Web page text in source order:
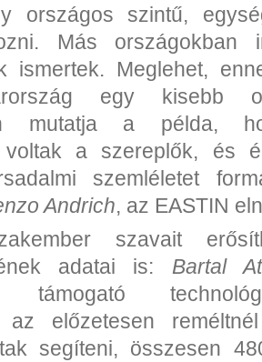
országos szintű,
Más országokban
ismertek. Meglehet,
egy kisebb
mutatja a példa,
voltak a szereplők, és
szemléletet
Andrich, az EASTIN
szavait
adatai is: Bartal
támogató
az előzetesen
segíteni, összesen